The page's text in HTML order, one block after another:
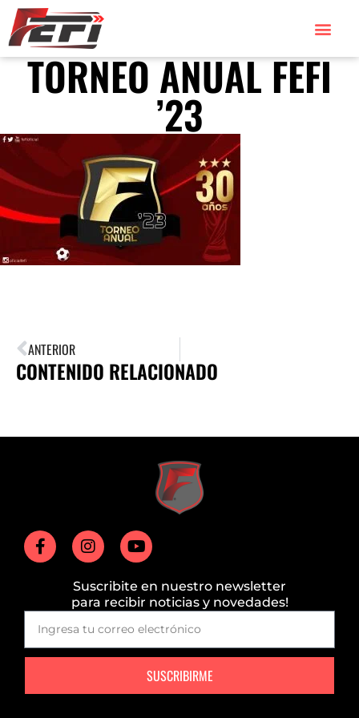
TORNEO ANUAL FEFI
’23
ANTERIOR
CONTENIDO RELACIONADO
Suscribite en nuestro newsletter
para recibir noticias y novedades!
SUSCRIBIRME